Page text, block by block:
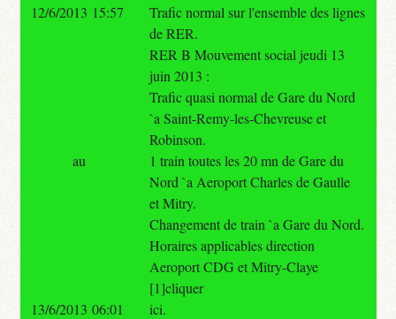
12/6/2013 15:57
Trafic normal sur l'ensemble des lignes
de RER.
RER B Mouvement social jeudi 13
juin 2013 :
Trafic quasi normal de Gare du Nord
`a Saint-Remy-les-Chevreuse et
Robinson.
1 train toutes les 20 mn de Gare du
Nord `a Aeroport Charles de Gaulle
et Mitry.
Changement de train `a Gare du Nord.
Horaires applicables direction
Aeroport CDG et Mitry-Claye
[1]cliquer
ici.
au
13/6/2013 06:01